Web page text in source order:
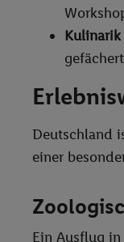
Deutschland
einer
Ein Ausflug